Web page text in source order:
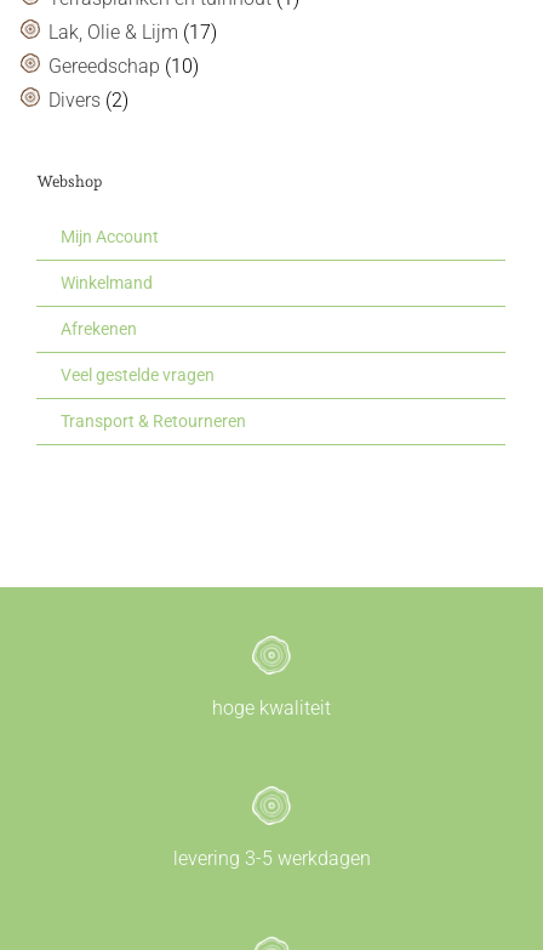
Lak, Olie & Lijm (17)
Gereedschap (10)
Divers (2)
Webshop
Mijn Account
Winkelmand
Afrekenen
Veel gestelde vragen
Transport & Retourneren
hoge kwaliteit
levering 3-5 werkdagen